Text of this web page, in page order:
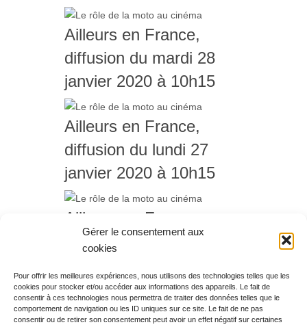
Gérer le consentement aux
cookies
Pour offrir les meilleures expériences, nous utilisons des technologies telles que les
cookies pour stocker et/ou accéder aux informations des appareils. Le fait de
consentir à ces technologies nous permettra de traiter des données telles que le
comportement de navigation ou les ID uniques sur ce site. Le fait de ne pas
consentir ou de retirer son consentement peut avoir un effet négatif sur certaines
Ailleurs en France,
diffusion du mardi 28
janvier 2020 à 10h15
Ailleurs en France,
diffusion du lundi 27
janvier 2020 à 10h15
Ailleurs en France,
diffusion du vendredi 24
Rechercher votre
programme